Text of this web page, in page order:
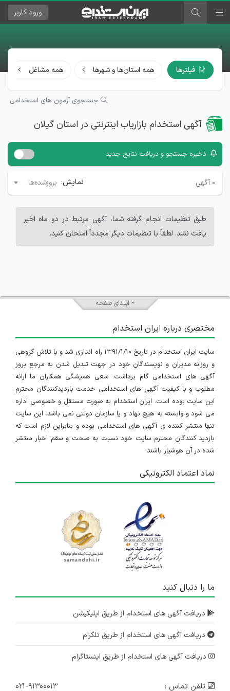
ورود کاربر
فیلترها همه استان‌ها و شهرها همه مشاغل
جستجوی آزمون های استخدامی
آگهی استخدام بازاریاب اینترنتی در استان گیلان
ذخیره جستجو و دریافت نتایج جدید
۰ آگهی نمایش: بروزشده‌ها
طبق تنظیمات انجام گرفته شما، آگهی مرتبط در دو ماه اخیر
یافت نشد. لطفاً با تنظیمات دیگر مجدداً امتحان کنید.
ابتدای صفحه
مختصری درباره ایران استخدام
سایت ایران استخدام در تاریخ ۱۳۹۱/۱/۱۰ راه اندازی شد و با تلاش گروهی
و روزانه مدیران و نویسندگان خود در جهت تبدیل شدن به مرجع بروز
آگهی های استخدامی گام برداشت. سعی همیشگی همکاران ما ارائه
مطلوب و با کیفیت آگهی های استخدامی خدمت بازدیدکنندگان محترم
این سایت بوده است. ایران استخدام به صورت مستقل و خصوصی اداره
می شود و وابسته به هیچ نهاد و یا سازمان دولتی نمی باشد، این سایت
تنها منتشر کننده ی آگهی های استخدامی بوده و بنابراین لازم است که
بازدید کنندگان محترم سایت خود نسبت به صحت و سقم اخبار منتشر
شده در آن هوشیار باشند.
نماد اعتماد الکترونیکی
ما را دنبال کنید
دریافت آگهی های استخدام از طریق اپلیکیشن
دریافت آگهی های استخدام از طریق تلگرام
دریافت آگهی های استخدام از طریق اینستاگرام
تلفن تماس : ۰۲۱-۹۱۳۰۰۰۱۳